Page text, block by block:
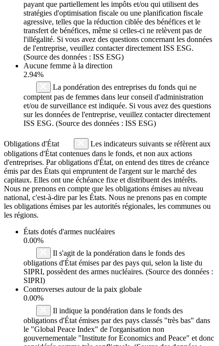
payant que partiellement les impôts et/ou qui utilisent des
stratégies d'optimisation fiscale ou une planification fiscale
agressive, telles que la réduction ciblée des bénéfices et le
transfert de bénéfices, même si celles-ci ne relèvent pas de
l'illégalité. Si vous avez des questions concernant les données
de l'entreprise, veuillez contacter directement ISS ESG.
(Source des données : ISS ESG)
Aucune femme à la direction
2.94%
La pondération des entreprises du fonds qui ne
comptent pas de femmes dans leur conseil d'administration
et/ou de surveillance est indiquée. Si vous avez des questions
sur les données de l'entreprise, veuillez contacter directement
ISS ESG. (Source des données : ISS ESG)
Obligations d'État
Les indicateurs suivants se réfèrent aux
obligations d'État contenues dans le fonds, et non aux actions
d'entreprises. Par obligations d'État, on entend des titres de créance
émis par des États qui empruntent de l'argent sur le marché des
capitaux. Elles ont une échéance fixe et distribuent des intérêts.
Nous ne prenons en compte que les obligations émises au niveau
national, c'est-à-dire par les États. Nous ne prenons pas en compte
les obligations émises par les autorités régionales, les communes ou
les régions.
États dotés d'armes nucléaires
0.00%
Il s'agit de la pondération dans le fonds des
obligations d'État émises par des pays qui, selon la liste du
SIPRI, possèdent des armes nucléaires. (Source des données :
SIPRI)
Controverses autour de la paix globale
0.00%
Il indique la pondération dans le fonds des
obligations d'État émises par des pays classés "très bas" dans
le "Global Peace Index" de l'organisation non
gouvernementale "Institute for Economics and Peace" et donc